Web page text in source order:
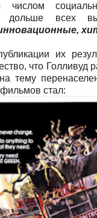
числом
дольше всех
их
что Голливуд
тему
стал: